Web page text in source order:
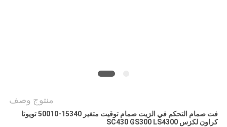
منتوج وصف
فت صمام التحكم في الزيت صمام توقيت متغير 15340-50010 تويوتا
كراون لكزس SC430 GS300 LS4300